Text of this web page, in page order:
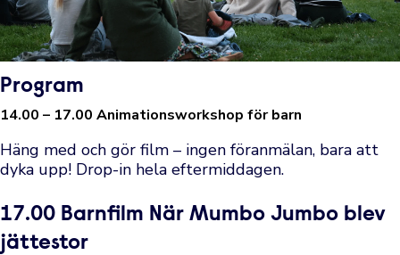
Program
14.00 – 17.00 Animationsworkshop för barn
Häng med och gör film – ingen föranmälan, bara att
dyka upp! Drop-in hela eftermiddagen.
17.00 Barnfilm När Mumbo Jumbo blev
jättestor